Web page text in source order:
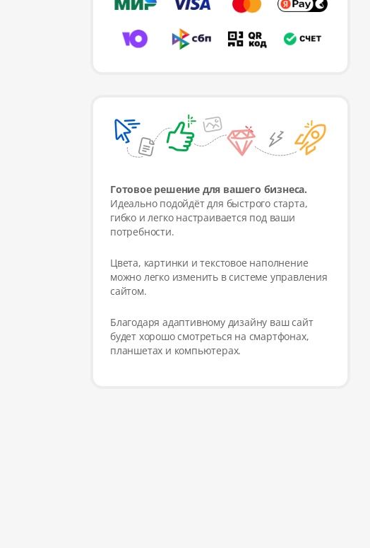
Готовое решение для вашего бизнеса.
Идеально подойдёт для быстрого старта,
гибко и легко настраивается под ваши
потребности.
Цвета, картинки и текстовое наполнение
можно легко изменить в системе управления
сайтом.
Благодаря адаптивному дизайну ваш сайт
будет хорошо смотреться на смартфонах,
планшетах и компьютерах.